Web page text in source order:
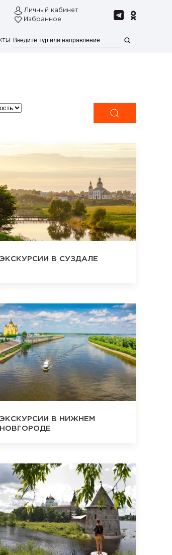
Личный кабинет
Избранное
ЭКСКУРСИИ В СУЗДАЛЕ
ЭКСКУРСИИ В НИЖНЕМ
НОВГОРОДЕ